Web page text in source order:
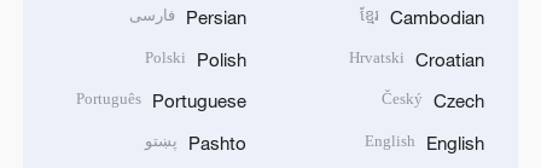
Cambodian
ខ្មែរ
Croatian
Hrvatski
Czech
Český
English
English
Persian فارسی
Polish
Polski
Portuguese
Português
Pashto پښتو